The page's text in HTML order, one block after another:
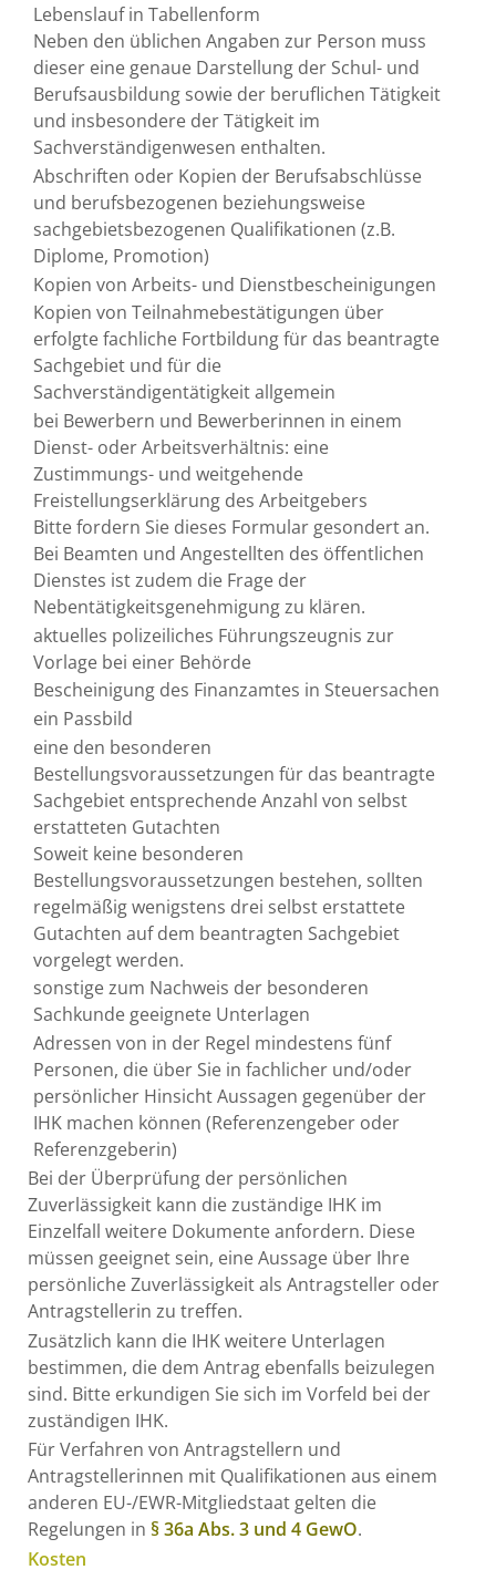
Lebenslauf in Tabellenform
Neben den üblichen Angaben zur Person muss
dieser eine genaue Darstellung der Schul- und
Berufsausbildung sowie der beruflichen Tätigkeit
und insbesondere der Tätigkeit im
Sachverständigenwesen enthalten.
Abschriften oder Kopien der Berufsabschlüsse
und berufsbezogenen beziehungsweise
sachgebietsbezogenen Qualifikationen (z.B.
Diplome, Promotion)
Kopien von Arbeits- und Dienstbescheinigungen
Kopien von Teilnahmebestätigungen über
erfolgte fachliche Fortbildung für das beantragte
Sachgebiet und für die
Sachverständigentätigkeit allgemein
bei Bewerbern und Bewerberinnen in einem
Dienst- oder Arbeitsverhältnis: eine
Zustimmungs- und weitgehende
Freistellungserklärung des Arbeitgebers
Bitte fordern Sie dieses Formular gesondert an.
Bei Beamten und Angestellten des öffentlichen
Dienstes ist zudem die Frage der
Nebentätigkeitsgenehmigung zu klären.
aktuelles polizeiliches Führungszeugnis zur
Vorlage bei einer Behörde
Bescheinigung des Finanzamtes in Steuersachen
ein Passbild
eine den besonderen
Bestellungsvoraussetzungen für das beantragte
Sachgebiet entsprechende Anzahl von selbst
erstatteten Gutachten
Soweit keine besonderen
Bestellungsvoraussetzungen bestehen, sollten
regelmäßig wenigstens drei selbst erstattete
Gutachten auf dem beantragten Sachgebiet
vorgelegt werden.
sonstige zum Nachweis der besonderen
Sachkunde geeignete Unterlagen
Adressen von in der Regel mindestens fünf
Personen, die über Sie in fachlicher und/oder
persönlicher Hinsicht Aussagen gegenüber der
IHK machen können (Referenzengeber oder
Referenzgeberin)
Bei der Überprüfung der persönlichen
Zuverlässigkeit kann die zuständige IHK im
Einzelfall weitere Dokumente anfordern. Diese
müssen geeignet sein, eine Aussage über Ihre
persönliche Zuverlässigkeit als Antragsteller oder
Antragstellerin zu treffen.
Zusätzlich kann die IHK weitere Unterlagen
bestimmen, die dem Antrag ebenfalls beizulegen
sind. Bitte erkundigen Sie sich im Vorfeld bei der
zuständigen IHK.
Für Verfahren von Antragstellern und
Antragstellerinnen mit Qualifikationen aus einem
anderen EU-/EWR-Mitgliedstaat gelten die
Regelungen in § 36a Abs. 3 und 4 GewO.
Kosten